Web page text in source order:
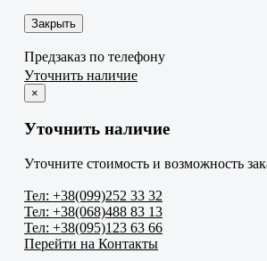
Закрыть
Предзаказ по телефону
Уточнить наличие
×
Уточнить наличие
Уточните стоимость и возможность
Тел: +38(099)252 33 32
Тел: +38(068)488 83 13
Тел: +38(095)123 63 66
Перейти на Контакты